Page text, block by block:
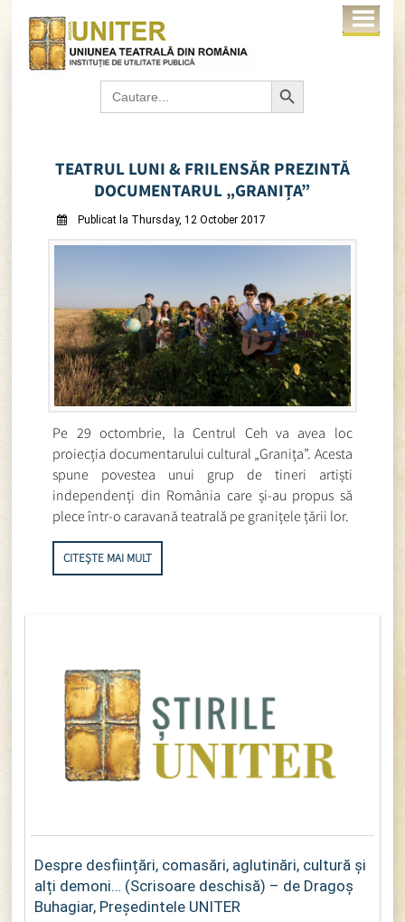
Search
for:
Search Button
TEATRUL LUNI & FRILENSĂR PREZINTĂ
DOCUMENTARUL „GRANIȚA”
Publicat la Thursday, 12 October 2017
Pe 29 octombrie, la Centrul Ceh va avea loc
proiecția documentarului cultural „Granița”. Acesta
spune povestea unui grup de tineri artiști
independenți din România care și-au propus să
plece într-o caravană teatrală pe granițele țării lor.
CITEȘTE MAI MULT
Despre desființări, comasări, aglutinări, cultură și
alți demoni… (Scrisoare deschisă) – de Dragoș
Buhagiar, Președintele UNITER